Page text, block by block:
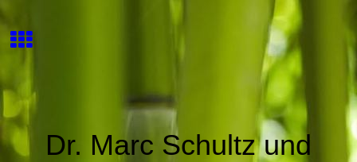
Dr. Marc Schultz und